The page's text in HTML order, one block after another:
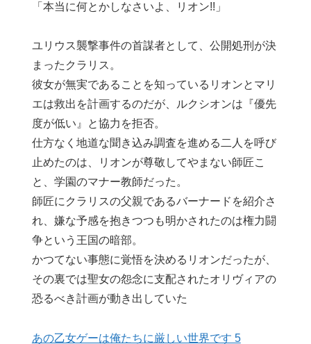
「本当に何とかしなさいよ、リオン!!」
ユリウス襲撃事件の首謀者として、公開処刑が決
まったクラリス。
彼女が無実であることを知っているリオンとマリ
エは救出を計画するのだが、ルクシオンは『優先
度が低い』と協力を拒否。
仕方なく地道な聞き込み調査を進める二人を呼び
止めたのは、リオンが尊敬してやまない師匠こ
と、学園のマナー教師だった。
師匠にクラリスの父親であるバーナードを紹介さ
れ、嫌な予感を抱きつつも明かされたのは権力闘
争という王国の暗部。
かつてない事態に覚悟を決めるリオンだったが、
その裏では聖女の怨念に支配されたオリヴィアの
恐るべき計画が動き出していた
あの乙女ゲーは俺たちに厳しい世界です 5